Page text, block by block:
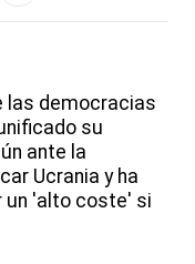
las democracias
su
ante la
Ucrania y ha
un 'alto coste' si